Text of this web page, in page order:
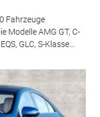
Fahrzeuge
Modelle AMG GT, C-
GLC, S-Klasse...